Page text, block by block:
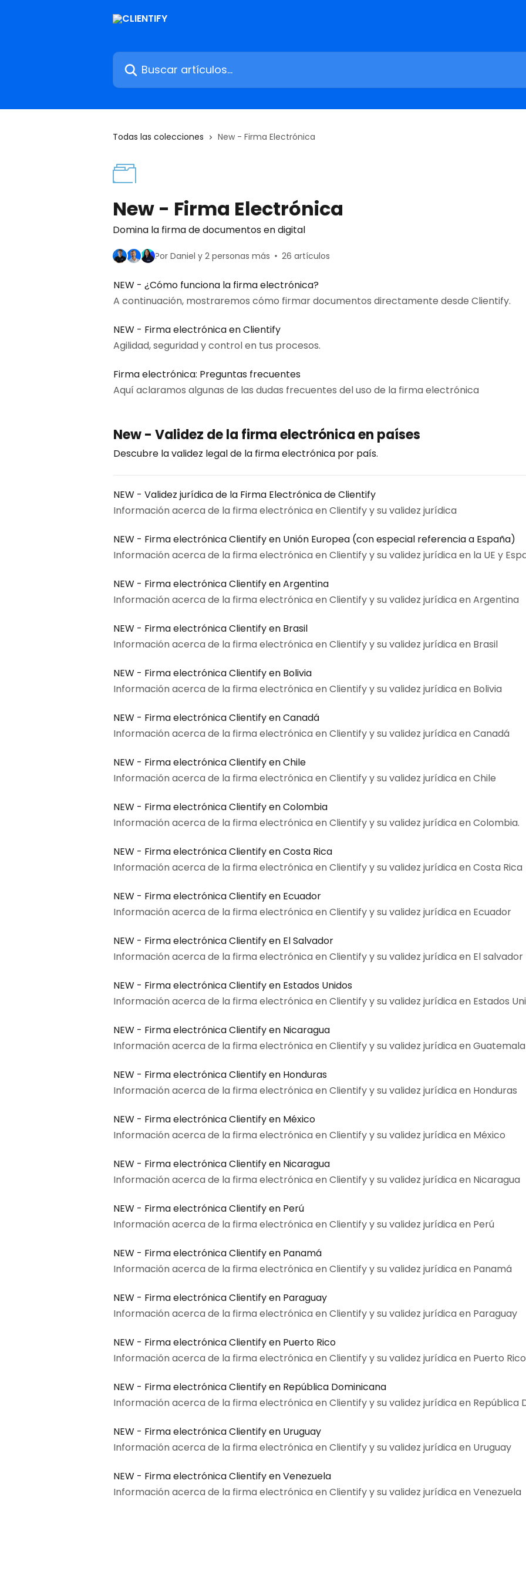
Buscar artículos...
Todas las colecciones New - Firma Electrónica
New - Firma Electrónica
Domina la firma de documentos en digital
Por Daniel y 2 personas más 26 artículos
NEW - ¿Cómo funciona la firma electrónica?
A continuación, mostraremos cómo firmar documentos directamente desde Clientify.
NEW - Firma electrónica en Clientify
Agilidad, seguridad y control en tus procesos.
Firma electrónica: Preguntas frecuentes
Aquí aclaramos algunas de las dudas frecuentes del uso de la firma electrónica
New - Validez de la firma electrónica en países
Descubre la validez legal de la firma electrónica por país.
NEW - Validez jurídica de la Firma Electrónica de Clientify
Información acerca de la firma electrónica en Clientify y su validez jurídica
NEW - Firma electrónica Clientify en Unión Europea (con especial referencia a España)
Información acerca de la firma electrónica en Clientify y su validez jurídica en la UE y
NEW - Firma electrónica Clientify en Argentina
Información acerca de la firma electrónica en Clientify y su validez jurídica en Argentina
NEW - Firma electrónica Clientify en Brasil
Información acerca de la firma electrónica en Clientify y su validez jurídica en Brasil
NEW - Firma electrónica Clientify en Bolivia
Información acerca de la firma electrónica en Clientify y su validez jurídica en Bolivia
NEW - Firma electrónica Clientify en Canadá
Información acerca de la firma electrónica en Clientify y su validez jurídica en Canadá
NEW - Firma electrónica Clientify en Chile
Información acerca de la firma electrónica en Clientify y su validez jurídica en Chile
NEW - Firma electrónica Clientify en Colombia
Información acerca de la firma electrónica en Clientify y su validez jurídica en Colombia.
NEW - Firma electrónica Clientify en Costa Rica
Información acerca de la firma electrónica en Clientify y su validez jurídica en Costa Rica
NEW - Firma electrónica Clientify en Ecuador
Información acerca de la firma electrónica en Clientify y su validez jurídica en Ecuador
NEW - Firma electrónica Clientify en El Salvador
Información acerca de la firma electrónica en Clientify y su validez jurídica en El salvador
NEW - Firma electrónica Clientify en Estados Unidos
Información acerca de la firma electrónica en Clientify y su validez jurídica en Estados
NEW - Firma electrónica Clientify en Nicaragua
Información acerca de la firma electrónica en Clientify y su validez jurídica en Guatemala
NEW - Firma electrónica Clientify en Honduras
Información acerca de la firma electrónica en Clientify y su validez jurídica en Honduras
NEW - Firma electrónica Clientify en México
Información acerca de la firma electrónica en Clientify y su validez jurídica en México
NEW - Firma electrónica Clientify en Nicaragua
Información acerca de la firma electrónica en Clientify y su validez jurídica en Nicaragua
NEW - Firma electrónica Clientify en Perú
Información acerca de la firma electrónica en Clientify y su validez jurídica en Perú
NEW - Firma electrónica Clientify en Panamá
Información acerca de la firma electrónica en Clientify y su validez jurídica en Panamá
NEW - Firma electrónica Clientify en Paraguay
Información acerca de la firma electrónica en Clientify y su validez jurídica en Paraguay
NEW - Firma electrónica Clientify en Puerto Rico
Información acerca de la firma electrónica en Clientify y su validez jurídica en Puerto Rico
NEW - Firma electrónica Clientify en República Dominicana
Información acerca de la firma electrónica en Clientify y su validez jurídica en República
NEW - Firma electrónica Clientify en Uruguay
Información acerca de la firma electrónica en Clientify y su validez jurídica en Uruguay
NEW - Firma electrónica Clientify en Venezuela
Información acerca de la firma electrónica en Clientify y su validez jurídica en Venezuela